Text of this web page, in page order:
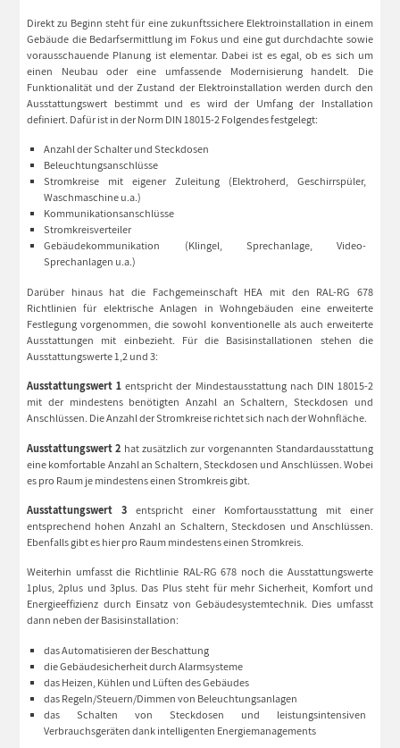
Direkt zu Beginn steht für eine zukunftssichere Elektroinstallation in einem
Gebäude die Bedarfsermittlung im Fokus und eine gut durchdachte sowie
vorausschauende Planung ist elementar. Dabei ist es egal, ob es sich um
einen Neubau oder eine umfassende Modernisierung handelt. Die
Funktionalität und der Zustand der Elektroinstallation werden durch den
Ausstattungswert bestimmt und es wird der Umfang der Installation
definiert. Dafür ist in der Norm DIN 18015-2 Folgendes festgelegt:
Anzahl der Schalter und Steckdosen
Beleuchtungsanschlüsse
Stromkreise mit eigener Zuleitung (Elektroherd, Geschirrspüler,
Waschmaschine u.a.)
Kommunikationsanschlüsse
Stromkreisverteiler
Gebäudekommunikation (Klingel, Sprechanlage, Video-
Sprechanlagen u.a.)
Darüber hinaus hat die Fachgemeinschaft HEA mit den RAL-RG 678
Richtlinien für elektrische Anlagen in Wohngebäuden eine erweiterte
Festlegung vorgenommen, die sowohl konventionelle als auch erweiterte
Ausstattungen mit einbezieht. Für die Basisinstallationen stehen die
Ausstattungswerte 1,2 und 3:
Ausstattungswert 1 entspricht der Mindestausstattung nach DIN 18015-2
mit der mindestens benötigten Anzahl an Schaltern, Steckdosen und
Anschlüssen. Die Anzahl der Stromkreise richtet sich nach der Wohnfläche.
Ausstattungswert 2 hat zusätzlich zur vorgenannten Standardausstattung
eine komfortable Anzahl an Schaltern, Steckdosen und Anschlüssen. Wobei
es pro Raum je mindestens einen Stromkreis gibt.
Ausstattungswert 3 entspricht einer Komfortausstattung mit einer
entsprechend hohen Anzahl an Schaltern, Steckdosen und Anschlüssen.
Ebenfalls gibt es hier pro Raum mindestens einen Stromkreis.
Weiterhin umfasst die Richtlinie RAL-RG 678 noch die Ausstattungswerte
1plus, 2plus und 3plus. Das Plus steht für mehr Sicherheit, Komfort und
Energieeffizienz durch Einsatz von Gebäudesystemtechnik. Dies umfasst
dann neben der Basisinstallation:
das Automatisieren der Beschattung
die Gebäudesicherheit durch Alarmsysteme
das Heizen, Kühlen und Lüften des Gebäudes
das Regeln/Steuern/Dimmen von Beleuchtungsanlagen
das Schalten von Steckdosen und leistungsintensiven
Verbrauchsgeräten dank intelligenten Energiemanagements